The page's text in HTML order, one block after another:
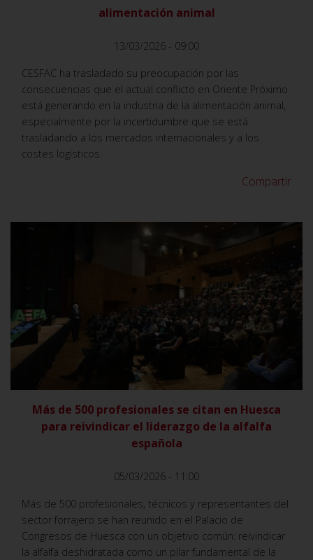
alimentación animal
13/03/2026 - 09:00
CESFAC ha trasladado su preocupación por las
consecuencias que el actual conflicto en Oriente Próximo
está generando en la industria de la alimentación animal,
especialmente por la incertidumbre que se está
trasladando a los mercados internacionales y a los
costes logísticos.
Compartir
VER
Más de 500 profesionales se citan en Huesca
para reivindicar el liderazgo de la alfalfa
española
05/03/2026 - 11:00
Más de 500 profesionales, técnicos y representantes del
sector forrajero se han reunido en el Palacio de
Congresos de Huesca con un objetivo común: reivindicar
la alfalfa deshidratada como un pilar fundamental de la